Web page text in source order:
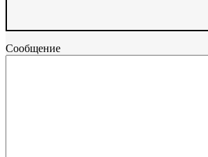
Сообщение